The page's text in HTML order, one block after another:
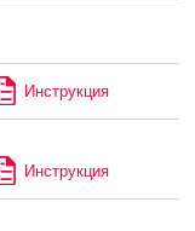
Инструкция
Инструкция